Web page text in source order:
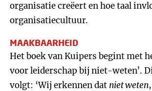
organisatie creëert en hoe taal
organisatiecultuur.
MAAKBAARHEID
Het boek van Kuipers begint met
voor leiderschap bij niet-weten’.
volgt: ‘Wij erkennen dat niet weten